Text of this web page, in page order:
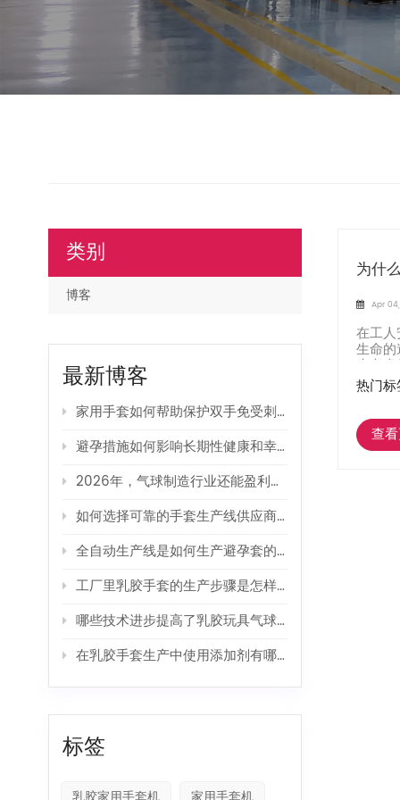
为什
Apr
在工
生命
先考
热门
查
类别
博客
最新博客
家用手套如何帮助保护双手免受刺激性清洁剂的伤害？
避孕措施如何影响长期性健康和幸福感？
2026年，气球制造行业还能盈利吗？
如何选择可靠的手套生产线供应商？
全自动生产线是如何生产避孕套的？
工厂里乳胶手套的生产步骤是怎样的？
哪些技术进步提高了乳胶玩具气球的生产效率？
在乳胶手套生产中使用添加剂有哪些好处？
标签